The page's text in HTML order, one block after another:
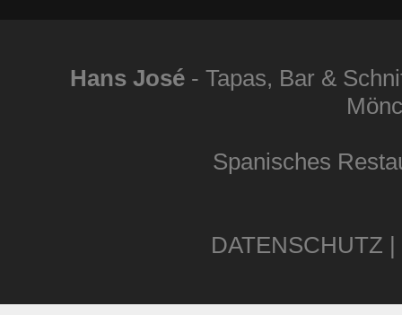
Hans José- Tapas, Bar &
Spanisches
DATENSCHUTZ |